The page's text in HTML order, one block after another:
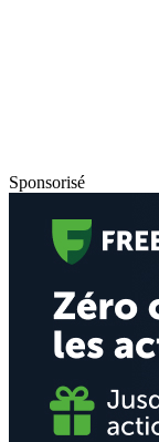
Sponsorisé